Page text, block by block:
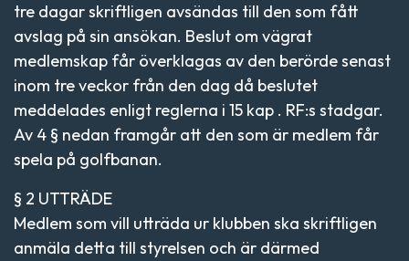
tre dagar skriftligen avsändas till den som fått
avslag på sin ansökan. Beslut om vägrat
medlemskap får överklagas av den berörde senast
inom tre veckor från den dag då beslutet
meddelades enligt reglerna i 15 kap . RF:s stadgar.
Av 4 § nedan framgår att den som är medlem får
spela på golfbanan.
§ 2 UTTRÄDE
Medlem som vill utträda ur klubben ska skriftligen
anmäla detta till styrelsen och är därmed